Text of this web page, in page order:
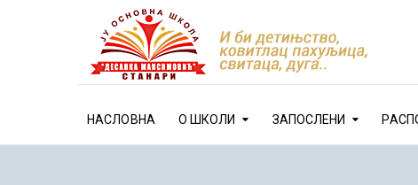
НАСЛОВНА О ШКОЛИ ЗАПОСЛЕНИ